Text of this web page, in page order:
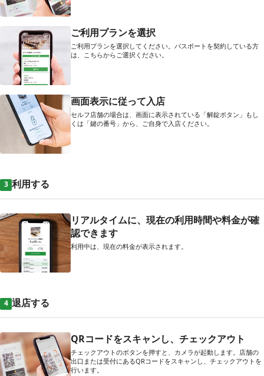
ご利用プランを選択
ご利用プランを選択してください。パスポートを契約している方
は、こちらからご選択ください。
画面表示に従って入店
セルフ店舗の場合は、画面に表示されている「解錠ボタン」もし
くは「鍵の番号」から、ご自身で入店ください。
3 利用する
リアルタイムに、現在の利用時間や料金が確
認できます
利用中は、現在の料金が表示されます。
4 退店する
QRコードをスキャンし、チェックアウト
チェックアウトのボタンを押すと、カメラが起動します。店舗の
出口または受付にあるQRコードをスキャンし、チェックアウトを
行います。